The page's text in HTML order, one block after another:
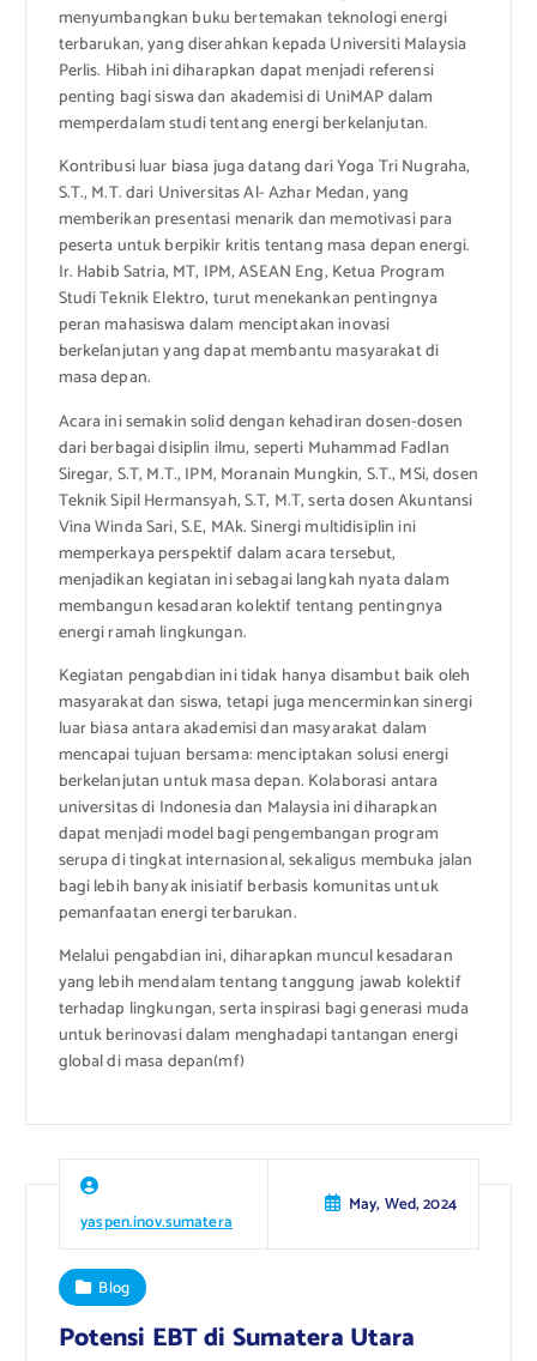
menyumbangkan buku bertemakan teknologi energi
terbarukan, yang diserahkan kepada Universiti Malaysia
Perlis. Hibah ini diharapkan dapat menjadi referensi
penting bagi siswa dan akademisi di UniMAP dalam
memperdalam studi tentang energi berkelanjutan.
Kontribusi luar biasa juga datang dari Yoga Tri Nugraha,
S.T., M.T. dari Universitas Al- Azhar Medan, yang
memberikan presentasi menarik dan memotivasi para
peserta untuk berpikir kritis tentang masa depan energi.
Ir. Habib Satria, MT, IPM, ASEAN Eng, Ketua Program
Studi Teknik Elektro, turut menekankan pentingnya
peran mahasiswa dalam menciptakan inovasi
berkelanjutan yang dapat membantu masyarakat di
masa depan.
Acara ini semakin solid dengan kehadiran dosen-dosen
dari berbagai disiplin ilmu, seperti Muhammad Fadlan
Siregar, S.T, M.T., IPM, Moranain Mungkin, S.T., MSi, dosen
Teknik Sipil Hermansyah, S.T, M.T, serta dosen Akuntansi
Vina Winda Sari, S.E, MAk. Sinergi multidisiplin ini
memperkaya perspektif dalam acara tersebut,
menjadikan kegiatan ini sebagai langkah nyata dalam
membangun kesadaran kolektif tentang pentingnya
energi ramah lingkungan.
Kegiatan pengabdian ini tidak hanya disambut baik oleh
masyarakat dan siswa, tetapi juga mencerminkan sinergi
luar biasa antara akademisi dan masyarakat dalam
mencapai tujuan bersama: menciptakan solusi energi
berkelanjutan untuk masa depan. Kolaborasi antara
universitas di Indonesia dan Malaysia ini diharapkan
dapat menjadi model bagi pengembangan program
serupa di tingkat internasional, sekaligus membuka jalan
bagi lebih banyak inisiatif berbasis komunitas untuk
pemanfaatan energi terbarukan.
Melalui pengabdian ini, diharapkan muncul kesadaran
yang lebih mendalam tentang tanggung jawab kolektif
terhadap lingkungan, serta inspirasi bagi generasi muda
untuk berinovasi dalam menghadapi tantangan energi
global di masa depan(mf)
yaspen.inov.sumatera
May, Wed, 2024
Blog
Potensi EBT di Sumatera Utara